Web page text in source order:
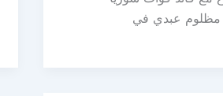
مظلوم عبدي في